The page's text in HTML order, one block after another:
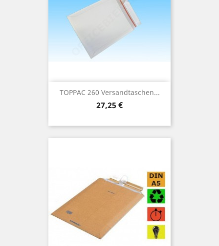
TOPPAC 260 Versandtaschen...
Preis
27,25 €